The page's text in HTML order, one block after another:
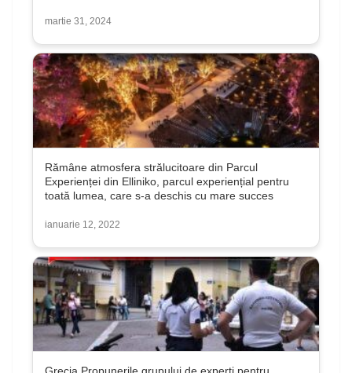
martie 31, 2024
Rămâne atmosfera strălucitoare din Parcul
Experienței din Elliniko, parcul experiențial pentru
toată lumea, care s-a deschis cu mare succes
ianuarie 12, 2022